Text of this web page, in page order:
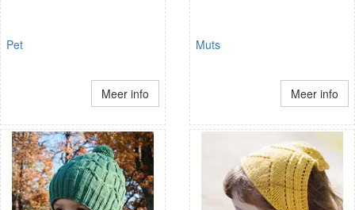
Pet
Meer info
Muts
Meer info